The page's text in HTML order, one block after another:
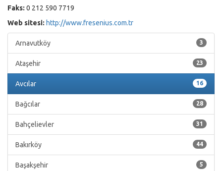
Faks: 0 212 590 7719
Web sitesi: http://www.fresenius.com.tr
3
Arnavutköy
23
Ataşehir
16
Avcılar
28
Bağcılar
31
Bahçelievler
44
Bakırköy
5
Başakşehir